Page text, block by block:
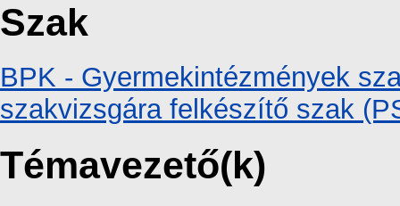
Szak
BPK - Gyermekintézmények
szakvizsgára felkészítő szak
Témavezető(k)